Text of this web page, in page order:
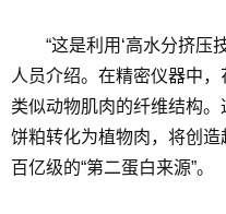
“这是利用‘高水分挤压
人员介绍。在精密仪器中
类似动物肌肉的纤维结构
饼粕转化为植物肉，将创
百亿级的“第二蛋白来源”。